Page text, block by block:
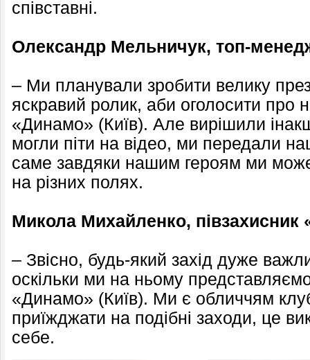
співставні.
Олександр Мельничук, топ-
– Ми планували зробити велику
яскравий ролик, аби оголосити про
«Динамо» (Київ). Але вирішили
могли піти на відео, ми передали
саме завдяки нашим героям ми
на різних полях.
Микола Михайленко, півзахисник
– Звісно, будь-який захід дуже
оскільки ми на ньому
«Динамо» (Київ). Ми є обличчям
приїжджати на подібні заходи, це
себе.